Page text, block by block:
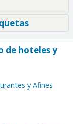
de hoteles y
y Afines